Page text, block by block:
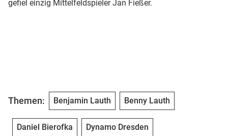
gefiel einzig Mittelfeldspieler Jan Fießer.
Themen: Benjamin Lauth Benny Lauth
Daniel Bierofka Dynamo Dresden